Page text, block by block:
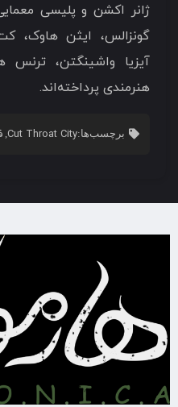
ژانر اکشن و پلیسی
گونزالس، ایثن هاوک،
آیزیا واشینگتن، ترنس
هنرمندی پرداخته‌اند.
برچسب‌ها:Cut Throat City
,